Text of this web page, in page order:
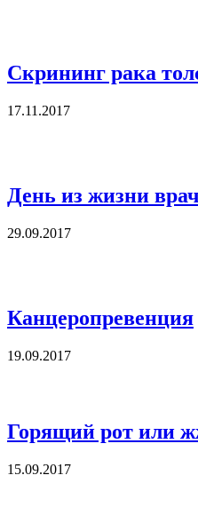
Скрининг рака
17.11.2017
День из жизни
29.09.2017
Канцеропревенция
19.09.2017
Горящий рот или
15.09.2017